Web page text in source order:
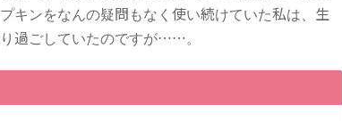
キンをなんの疑問もなく使い続けていた私は、生
過ごしていたのですが……。